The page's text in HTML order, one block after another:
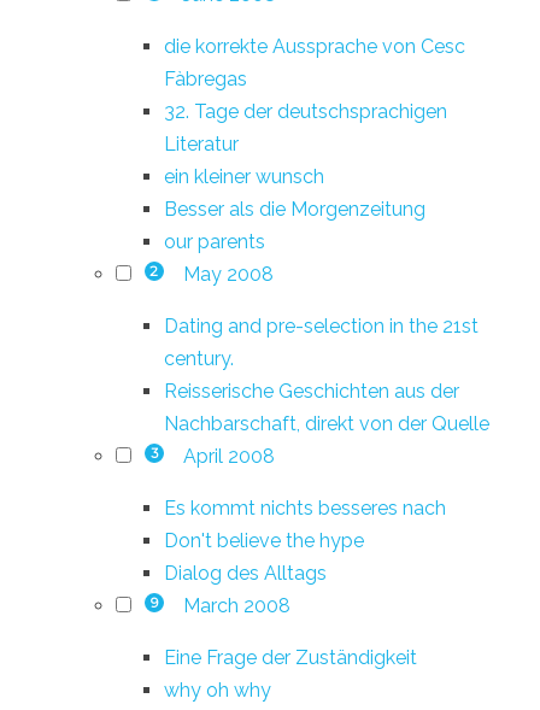
die korrekte Aussprache von Cesc
Fàbregas
32. Tage der deutschsprachigen
Literatur
ein kleiner wunsch
Besser als die Morgenzeitung
our parents
2 May 2008
Dating and pre-selection in the 21st
century.
Reisserische Geschichten aus der
Nachbarschaft, direkt von der Quelle
3 April 2008
Es kommt nichts besseres nach
Don't believe the hype
Dialog des Alltags
9 March 2008
Eine Frage der Zuständigkeit
why oh why